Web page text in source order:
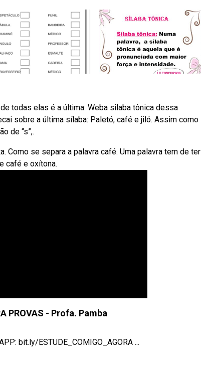
todas elas é a última: Weba silaba tônica dessa
sobre a última sílaba: Paletó, café e jiló. Assim como
de “s”,.
Como se separa a palavra café. Uma palavra tem de ter
café e oxítona.
PROVAS - Profa. Pamba
bit.ly/ESTUDE_COMIGO_AGORA ...